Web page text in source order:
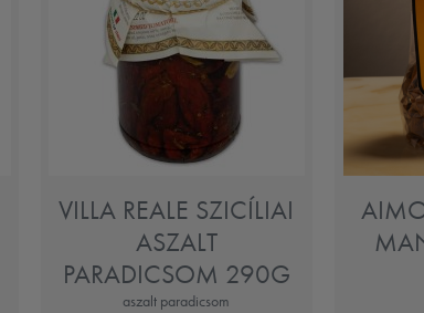
VILLA REALE SZICÍLIAI
ASZALT
PARADICSOM 290G
aszalt paradicsom